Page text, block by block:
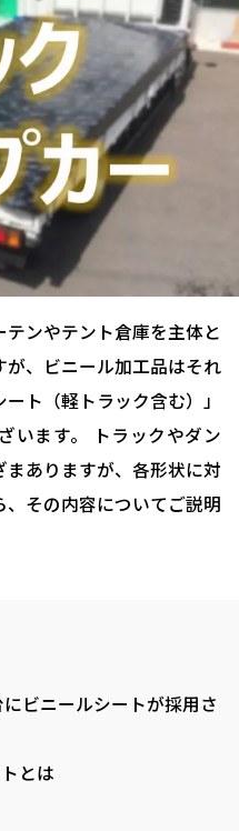
ンやテント倉庫を主体と
が、ビニール加工品はそれ
ト（軽トラック含む）」
います。 トラックやダン
ありますが、各形状に対
その内容についてご説明
ビニールシートが採用さ
とは